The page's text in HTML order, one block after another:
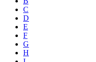
C
D
E
F
G
H